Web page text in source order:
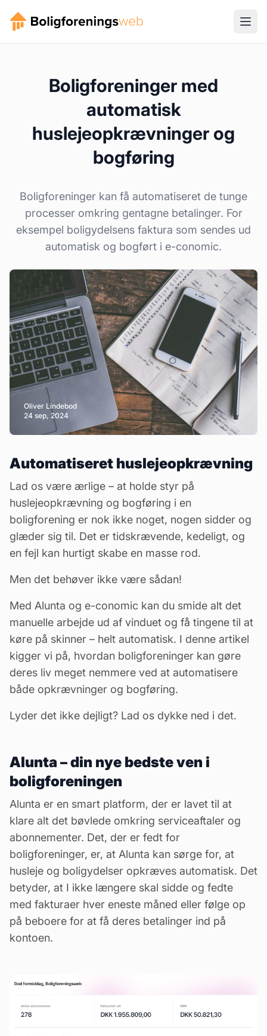
Boligforeninger med
automatisk
huslejeopkrævninger og
bogføring
Boligforeninger kan få automatiseret de tunge
processer omkring gentagne betalinger. For
eksempel boligydelsens faktura som sendes ud
automatisk og bogført i e-conomic.
Oliver Lindebod
24 sep, 2024
Automatiseret huslejeopkrævning
Lad os være ærlige – at holde styr på
huslejeopkrævning og bogføring i en
boligforening er nok ikke noget, nogen sidder og
glæder sig til. Det er tidskrævende, kedeligt, og
en fejl kan hurtigt skabe en masse rod.
Men det behøver ikke være sådan!
Med Alunta og e-conomic kan du smide alt det
manuelle arbejde ud af vinduet og få tingene til at
køre på skinner – helt automatisk. I denne artikel
kigger vi på, hvordan boligforeninger kan gøre
deres liv meget nemmere ved at automatisere
både opkrævninger og bogføring.
Lyder det ikke dejligt? Lad os dykke ned i det.
Alunta – din nye bedste ven i
boligforeningen
Alunta er en smart platform, der er lavet til at
klare alt det bøvlede omkring serviceaftaler og
abonnementer. Det, der er fedt for
boligforeninger, er, at Alunta kan sørge for, at
husleje og boligydelser opkræves automatisk. Det
betyder, at I ikke længere skal sidde og fedte
med fakturaer hver eneste måned eller følge op
på beboere for at få deres betalinger ind på
kontoen.